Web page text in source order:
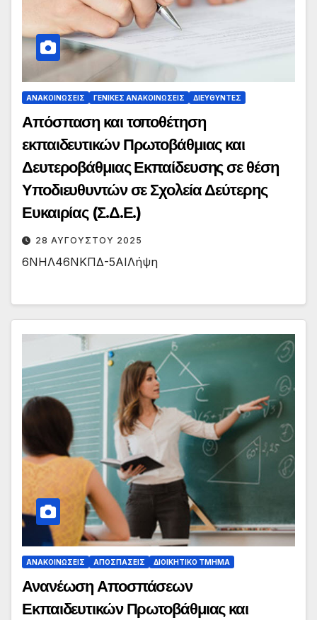
ΑΝΑΚΟΙΝΏΣΕΙΣ ΓΕΝΙΚΈΣ ΑΝΑΚΟΙΝΏΣΕΙΣ ΔΙΕΥΘΥΝΤΈΣ
Απόσπαση και τοποθέτηση
εκπαιδευτικών Πρωτοβάθμιας και
Δευτεροβάθμιας Εκπαίδευσης σε θέση
Υποδιευθυντών σε Σχολεία Δεύτερης
Ευκαιρίας (Σ.Δ.Ε.)
28 ΑΥΓΟΎΣΤΟΥ 2025
6ΝΗΛ46ΝΚΠΔ-5ΑΙΛήψη
ΑΝΑΚΟΙΝΏΣΕΙΣ ΑΠΟΣΠΆΣΕΙΣ ΔΙΟΙΚΗΤΙΚΌ ΤΜΉΜΑ
Ανανέωση Αποσπάσεων
Εκπαιδευτικών Πρωτοβάθμιας και